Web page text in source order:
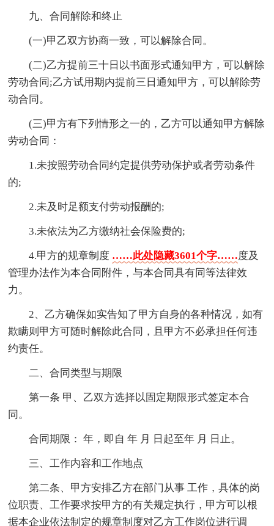
九、合同解除和终止
(一)甲乙双方协商一致，可以解除合同。
(二)乙方提前三十日以书面形式通知甲方，可以解除
劳动合同;乙方试用期内提前三日通知甲方，可以解除劳
动合同。
(三)甲方有下列情形之一的，乙方可以通知甲方解除
劳动合同：
1.未按照劳动合同约定提供劳动保护或者劳动条件
的;
2.未及时足额支付劳动报酬的;
3.未依法为乙方缴纳社会保险费的;
4.甲方的规章制度 ……此处隐藏3601个字……度及
管理办法作为本合同附件，与本合同具有同等法律效
力。
2、乙方确保如实告知了甲方自身的各种情况，如有
欺瞒则甲方可随时解除此合同，且甲方不必承担任何违
约责任。
二、合同类型与期限
第一条 甲、乙双方选择以固定期限形式签定本合
同。
合同期限： 年，即自 年 月 日起至年 月 日止。
三、工作内容和工作地点
第二条、甲方安排乙方在部门从事 工作，具体的岗
位职责、工作要求按甲方的有关规定执行，甲方可以根
据本企业依法制定的规章制度对乙方工作岗位进行调